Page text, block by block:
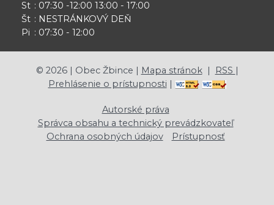
St
Št
Pi
: 07:30 -12:00 13:00 - 17:00
: NESTRÁNKOVÝ DEŇ
: 07:30 - 12:00
© 2026| Obec Žbince | Mapa stránok| RSS |
Prehlásenie o prístupnosti |
Autorské práva
Správca obsahu a technický prevádzkovateľ
Ochrana osobných údajov
Prístupnosť